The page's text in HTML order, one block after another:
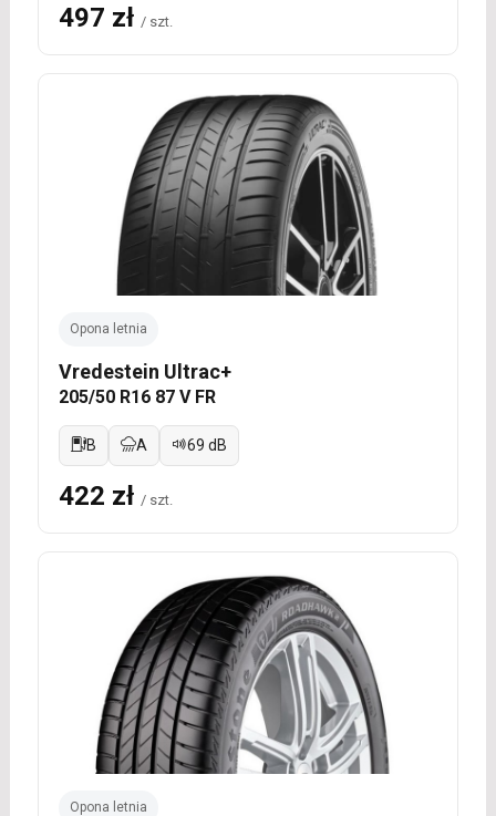
497 zł / szt.
Opona letnia
Vredestein Ultrac+
205/50 R16 87 V FR
B A 69 dB
422 zł / szt.
Opona letnia